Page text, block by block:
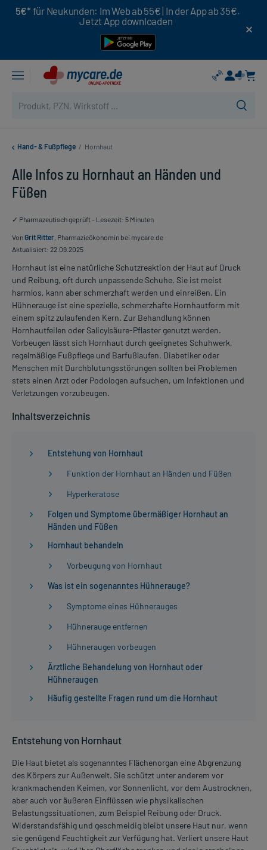
5€* für Neukunden: Im Web ab 55€ | In der App ab 35€.
Jetzt App downloaden
Hand- & Fußpflege / Hornhaut
Alle Infos zu Hornhaut an Händen und
Füßen
✓ Pharmazeutisch geprüft - Lesezeit: 5 Minuten
VonGrit Ritter, Pharmazieökonomin bei mycare.de
Aktualisiert: 22.09.2025
Hornhaut ist eine natürliche Schutzreaktion der Haut auf Druck
und Reibung, oft durch unpassende Schuhe. Sie ist meist
harmlos, kann aber schmerzhaft werden und einreißen. Ein
Hühnerauge ist eine spezielle, schmerzhafte Hornhautform mit
einem spitz zulaufenden Kern. Zur Behandlung können
Hornhautfeilen oder Salicylsäure-Pflaster genutzt werden.
Vorbeugen lässt sich Hornhaut durch geeignetes Schuhwerk,
regelmäßige Fußpflege und Barfußlaufen. Diabetiker oder
Menschen mit Durchblutungsstörungen sollten bei Problemen
stets einen Arzt oder Podologen aufsuchen, um Infektionen und
Verletzungen vorzubeugen.
Inhaltsverzeichnis
Entstehung von Hornhaut
Funktion der Hornhaut an Händen und Füßen
Hyperkeratose
Folgen und Symptome übermäßiger Hornhaut an
Händen und Füßen
Hornhaut behandeln
Vorbeugung von Hornhaut
Was ist ein sogenanntes Hühnerauge?
Symptome eines Hühnerauges
Hühnerauge entfernen
Hühneraugen vorbeugen
Ärztliche Behandelung von Hornhaut oder
Hühneraugen
Häufig gestellte Fragen rund um die Hornhaut
Entstehung von Hornhaut
Die Haut bietet als sogenanntes Flächenorgan eine Abgrenzung
des Körpers zur Außenwelt. Sie schützt unter anderem vor
krankmachenden Keimen, vor Sonnenlicht, vor dem Austrocknen,
aber auch vor äußeren Einflüssen wie physikalischen
Belastungssituationen, zum Beispiel Reibung oder Druck.
Widerstandsfähig und geschmeidig bleibt unsere Haut nur, wenn
sie genügend Feuchtigkeit zur Verfügung hat. Verliert unsere Haut